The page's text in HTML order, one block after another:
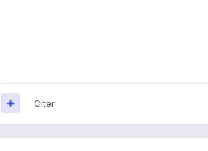
Citer